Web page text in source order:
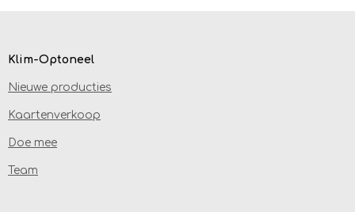
Klim-Optoneel
Nieuwe producties
Kaartenverkoop
Doe mee
Team